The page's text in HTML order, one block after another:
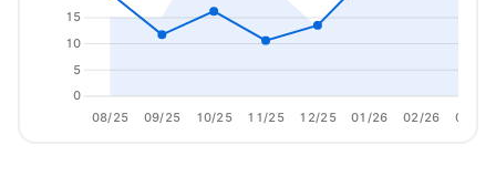
08/25 09/25 10/25 11/25 12/25 01/26 02/26 03/26
0
5
10
15